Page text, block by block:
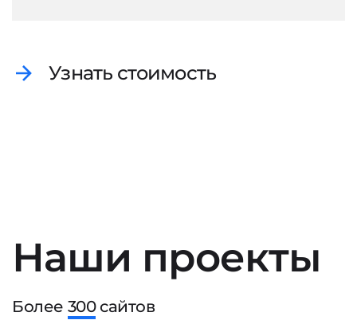
Узнать стоимость
Наши проекты
Более 300сайтов